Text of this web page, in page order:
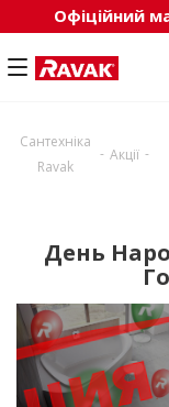
Офіційний
Сантехніка
Ravak
- Акції -
День